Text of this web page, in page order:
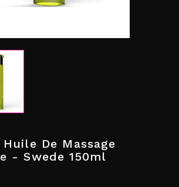
De Massage
- Swede 150ml